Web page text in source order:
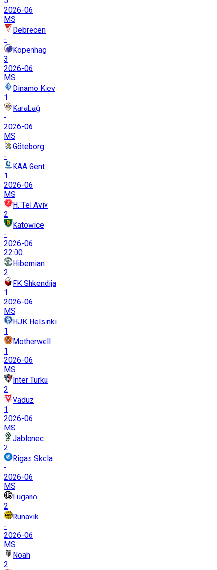
2026-06
MS
Debrecen
-
Kopenhag
3
2026-06
MS
Dinamo Kiev
1
Karabağ
-
2026-06
MS
Göteborg
-
KAA Gent
1
2026-06
MS
H. Tel Aviv
2
Katowice
-
2026-06
22:00
Hibernian
2
FK Shkendija
1
2026-06
MS
HJK Helsinki
1
Motherwell
1
2026-06
MS
Inter Turku
2
Vaduz
1
2026-06
MS
Jablonec
2
Rigas Skola
-
2026-06
MS
Lugano
2
Runavik
-
2026-06
MS
Noah
2